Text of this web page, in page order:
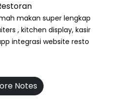
makan super lengkap
, kitchen display, kasir
integrasi website resto
Notes